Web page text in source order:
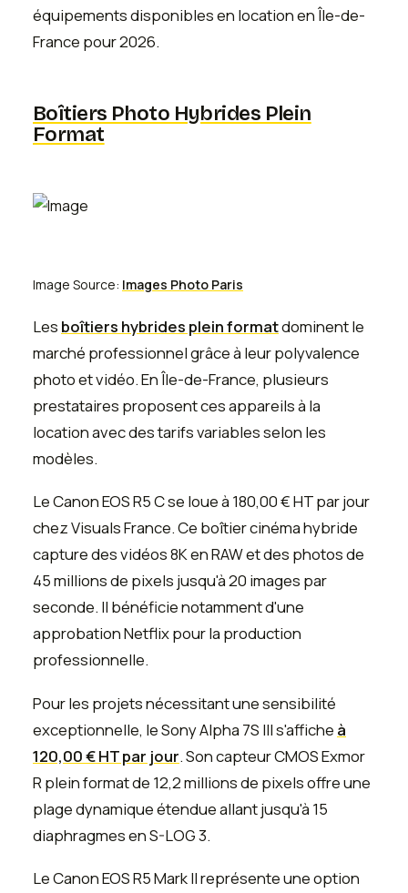
équipements disponibles en location en Île-de-
France pour 2026.
Boîtiers Photo Hybrides Plein
Format
Image Source: Images Photo Paris
Les boîtiers hybrides plein formatdominent le
marché professionnel grâce à leur polyvalence
photo et vidéo. En Île-de-France, plusieurs
prestataires proposent ces appareils à la
location avec des tarifs variables selon les
modèles.
Le Canon EOS R5 C se loue à 180,00 € HT par jour
chez Visuals France. Ce boîtier cinéma hybride
capture des vidéos 8K en RAW et des photos de
45 millions de pixels jusqu'à 20 images par
seconde. Il bénéficie notamment d'une
approbation Netflix pour la production
professionnelle.
Pour les projets nécessitant une sensibilité
exceptionnelle, le Sony Alpha 7S III s'affiche à
120,00 € HT par jour. Son capteur CMOS Exmor
R plein format de 12,2 millions de pixels offre une
plage dynamique étendue allant jusqu'à 15
diaphragmes en S-LOG 3.
Le Canon EOS R5 Mark II représente une option